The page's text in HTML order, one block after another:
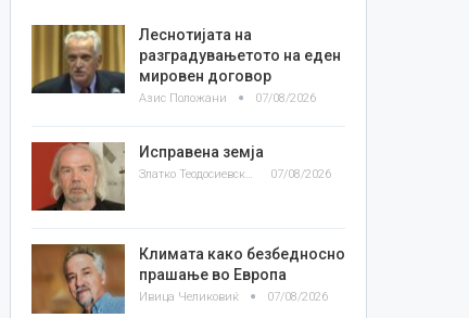
Леснотијата на
разградувањетото на еден
мировен договор
Азис Положани 07/08/2026
Исправена земја
Златко Теодосиевски 07/08/2026
Климата како безбедносно
прашање во Европа
Ивица Челиковиќ 07/08/2026